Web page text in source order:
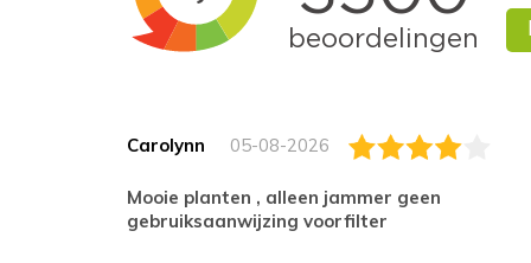
Carolynn 05-08-2026
Mooie planten , alleen jammer geen
gebruiksaanwijzing voorfilter